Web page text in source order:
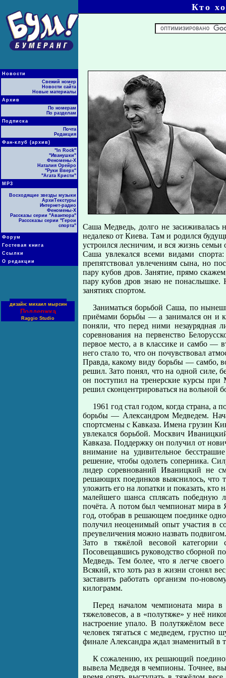
Новости
Свежий номер
Новости сайта
Новые материалы
Архив
По номерам
По разделам
Подписка
Почта
Редакция
Фан-клуб (архив)
"In Rock"
"Иванушки"
Феномены-Х
Наталия Орейро
"Руки Вверх"
"Агата Кристи"
МР3
Восходящие звезды музыки
АрхиТекстуры
Интернет-радио
Феномены-Х
Рассказы серии "Авантюра"
Расссказы серии "Герои
спорта"
Форум
Гостевая книга
Ссылки
О редакции
дизайн: михаил мырсин
Поддержка
Raggio Studio
Кто
Саша Медведь, долго не засиживалась
недалеко от Киева. Там и родился
устроился лесничим, и вся жизнь семьи
Саша увлекался всеми видами
препятствовал увлечениям сына, но
пару кубов дров. Занятие, прямо
пару кубов дров знаю не понаслышке.
занятиях спортом.
Заниматься борьбой Саша, по
приёмами борьбы — а занимался он и
поняли, что перед ними незаурядная
соревнования на первенство
первое место, а в классике и самбо —
него стало то, что он почувствовал
Правда, какому виду борьбы — самбо,
решил. Зато понял, что на одной силе,
он поступил на тренерские курсы при
решил сконцентрироваться на вольной
1961 год стал годом, когда страна,
борьбы — Александром Медведем.
спортсмены с Кавказа. Имена грузин
увлекался борьбой. Москвич
Кавказа. Поддержку он получил от
внимание на удивительное
решение, чтобы одолеть соперника.
лидер соревнований Иваницкий не
решающих поединков выяснилось, что
уложить его на лопатки и показать,
малейшего шанса сплясать победную
почёта. А потом был чемпионат мира
год, отобрав в решающем поединке
получил неоценимый опыт участия в
преувеличения можно назвать
Зато в тяжёлой весовой
Посовещавшись руководство сборной
Медведь. Тем более, что я легче
Всякий, кто хоть раз в жизни сгонял
заставить работать организм по-
килограмм.
Перед началом чемпионата мира в
тяжеловесов, а в «полутяже» у неё
настроение упало. В полутяжёлом
человек тягаться с медведем,
финале Александра ждал знаменитый в
К сожалению, их решающий
вывела Медведя в чемпионы. Точнее,